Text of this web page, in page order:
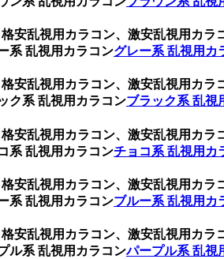
安乱視用カラコン、激安乱視用カ
系 乱視用カラコングレー系 乱視用カ
安乱視用カラコン、激安乱視用カ
ク系 乱視用カラコンブラック系 乱視
安乱視用カラコン、激安乱視用カ
系 乱視用カラコンチョコ系 乱視用カ
安乱視用カラコン、激安乱視用カ
系 乱視用カラコンブルー系 乱視用カ
安乱視用カラコン、激安乱視用カ
ル系 乱視用カラコンパープル系 乱視